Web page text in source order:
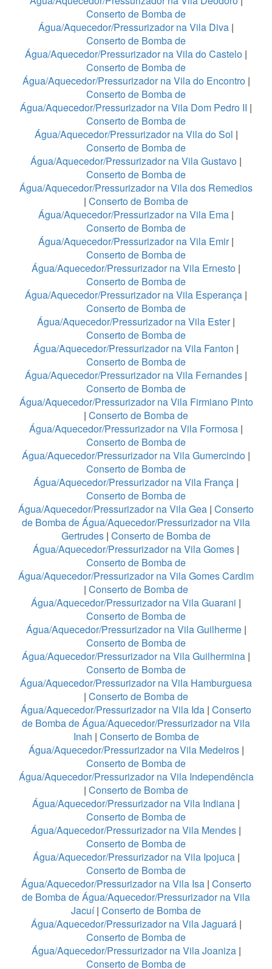
Conserto de Bomba de
Água/Aquecedor/Pressurizador na Vila Diva |
Conserto de Bomba de
Água/Aquecedor/Pressurizador na Vila do Castelo |
Conserto de Bomba de
Água/Aquecedor/Pressurizador na Vila do Encontro|
Conserto de Bomba de
Água/Aquecedor/Pressurizador na Vila Dom Pedro II |
Conserto de Bomba de
Água/Aquecedor/Pressurizador na Vila do Sol |
Conserto de Bomba de
Água/Aquecedor/Pressurizador na Vila Gustavo |
Conserto de Bomba de
Água/Aquecedor/Pressurizador na Vila dos Remedios
| Conserto de Bomba de
Água/Aquecedor/Pressurizador na Vila Ema |
Conserto de Bomba de
Água/Aquecedor/Pressurizador na Vila Emir|
Conserto de Bomba de
Água/Aquecedor/Pressurizador na Vila Ernesto |
Conserto de Bomba de
Água/Aquecedor/Pressurizador na Vila Esperança |
Conserto de Bomba de
Água/Aquecedor/Pressurizador na Vila Ester|
Conserto de Bomba de
Água/Aquecedor/Pressurizador na Vila Fanton |
Conserto de Bomba de
Água/Aquecedor/Pressurizador na Vila Fernandes |
Conserto de Bomba de
Água/Aquecedor/Pressurizador na Vila Firmiano Pinto
| Conserto de Bomba de
Água/Aquecedor/Pressurizador na Vila Formosa |
Conserto de Bomba de
Água/Aquecedor/Pressurizador na Vila Gumercindo |
Conserto de Bomba de
Água/Aquecedor/Pressurizador na Vila França |
Conserto de Bomba de
Água/Aquecedor/Pressurizador na Vila Gea | Conserto
de Bomba de Água/Aquecedor/Pressurizador na Vila
Gertrudes | Conserto de Bomba de
Água/Aquecedor/Pressurizador na Vila Gomes |
Conserto de Bomba de
Água/Aquecedor/Pressurizador na Vila Gomes Cardim
| Conserto de Bomba de
Água/Aquecedor/Pressurizador na Vila Guarani |
Conserto de Bomba de
Água/Aquecedor/Pressurizador na Vila Guilherme|
Conserto de Bomba de
Água/Aquecedor/Pressurizador na Vila Guilhermina |
Conserto de Bomba de
Água/Aquecedor/Pressurizador na Vila Hamburguesa
| Conserto de Bomba de
Água/Aquecedor/Pressurizador na Vila Ida | Conserto
de Bomba de Água/Aquecedor/Pressurizador na Vila
Inah | Conserto de Bomba de
Água/Aquecedor/Pressurizador na Vila Medeiros|
Conserto de Bomba de
Água/Aquecedor/Pressurizador na Vila Independência
| Conserto de Bomba de
Água/Aquecedor/Pressurizador na Vila Indiana |
Conserto de Bomba de
Água/Aquecedor/Pressurizador na Vila Mendes |
Conserto de Bomba de
Água/Aquecedor/Pressurizador na Vila Ipojuca|
Conserto de Bomba de
Água/Aquecedor/Pressurizador na Vila Isa| Conserto
de Bomba de Água/Aquecedor/Pressurizador na Vila
Jacuí| Conserto de Bomba de
Água/Aquecedor/Pressurizador na Vila Jaguará|
Conserto de Bomba de
Água/Aquecedor/Pressurizador na Vila Joaniza|
Conserto de Bomba de